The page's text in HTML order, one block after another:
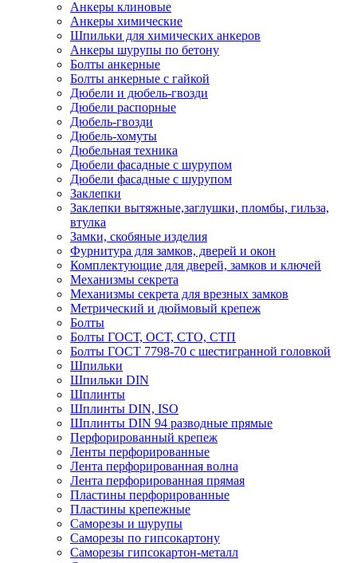
Анкеры клиновые
Анкеры химические
Шпильки для химических анкеров
Анкеры шурупы по бетону
Болты анкерные
Болты анкерные с гайкой
Дюбели и дюбель-гвозди
Дюбели распорные
Дюбель-гвозди
Дюбель-хомуты
Дюбельная техника
Дюбели фасадные с шурупом
Дюбели фасадные с шурупом
Заклепки
Заклепки вытяжные,заглушки, пломбы, гильза,
втулка
Замки, скобяные изделия
Фурнитура для замков, дверей и окон
Комплектующие для дверей, замков и ключей
Механизмы секрета
Механизмы секрета для врезных замков
Метрический и дюймовый крепеж
Болты
Болты ГОСТ, ОСТ, СТО, СТП
Болты ГОСТ 7798-70 с шестигранной головкой
Шпильки
Шпильки DIN
Шплинты
Шплинты DIN, ISO
Шплинты DIN 94 разводные прямые
Перфорированный крепеж
Ленты перфорированные
Лента перфорированная волна
Лента перфорированная прямая
Пластины перфорированные
Пластины крепежные
Саморезы и шурупы
Саморезы по гипсокартону
Саморезы гипсокартон-металл